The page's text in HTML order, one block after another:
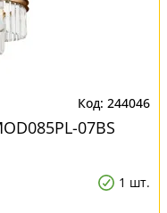
244046
07BS
1 шт.